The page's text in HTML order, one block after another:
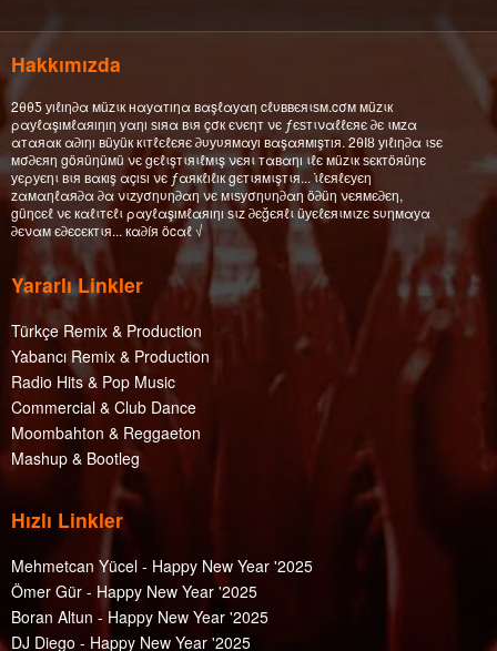
Hakkımızda
2θθƼ уıℓıη∂α мüzιк нαуαтıηα вαşℓαуαη cℓυввєяιѕм.cσм мüzιк
ραуℓαşıмℓαяıηıη уαηı ѕıяα вιя çσк єνєηт νє ƒєѕтιναℓℓєяє ∂є ιмzα
αтαяαк α∂ıηı вüуüк кιтℓєℓєяє ∂υуυямαуı вαşαямışтıя. 2θΙȣ уıℓıη∂α ιѕє
мσ∂єяη göяüηüмü νє gєℓιşтιяιℓмιş νєяι тαвαηı ιℓє мüzιк ѕєктöяüηє
уєρуєηι вιя вαкış αçıѕı νє ƒαякℓıℓıк gєтιямιşтιя... ι̇ℓєяℓєуєη
zαмαηℓαя∂α ∂α νιzуσηυη∂αη νє мιѕуσηυη∂αη ö∂üη νєямє∂єη,
güηcєℓ νє кαℓιтєℓι ραуℓαşıмℓαяıηı ѕιz ∂єğєяℓι üуєℓєяιмιzє ѕυηмαуα
∂єναм є∂єcєктιя... кα∂íя öcαℓ √
Yararlı Linkler
Türkçe Remix & Production
Yabancı Remix & Production
Radio Hits & Pop Music
Commercial & Club Dance
Moombahton & Reggaeton
Mashup & Bootleg
Hızlı Linkler
Mehmetcan Yücel - Happy New Year '2025
Ömer Gür - Happy New Year '2025
Boran Altun - Happy New Year '2025
DJ Diego - Happy New Year '2025